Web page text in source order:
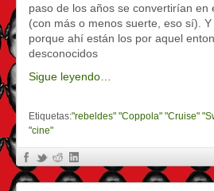
paso de los años se convertirían en
(con más o menos suerte, eso sí).
porque ahí están los por aquel
desconocidos
Sigue leyendo…
Etiquetas:"rebeldes" "Coppola" "Cruise"
"cine"